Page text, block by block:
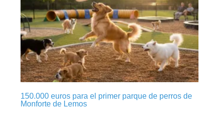
150.000 euros para el primer parque de perros de
Monforte de Lemos